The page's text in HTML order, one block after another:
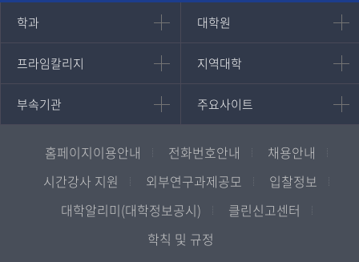
학과
인문과학대학
국어국문학과
영어영문학과
사회과학대학
대학원
대학원
대학원
경영대학원
프라임칼리지
프라임칼리지
학사학위과정
평생교육과정
지역대학
지역대학
지역대학 포털
서울지역대학
대구경북지역대학
인천지역대학
광주전남지역대학
울산지역대학
부속기관
부속기관
중앙도서관
원격교육혁신연구원
통합인문학연구소
종합교육연수원
주요사이트
주요사이트
멘토링
진로심리상담
교육정보화본부
OpenVLab
홈페이지이용안내 전화번호안내
채용안내
시간강사 지원
외부연구과제공모
입찰정보
대학알리미(대학정보공시)
클린신고센터
학칙 및 규정